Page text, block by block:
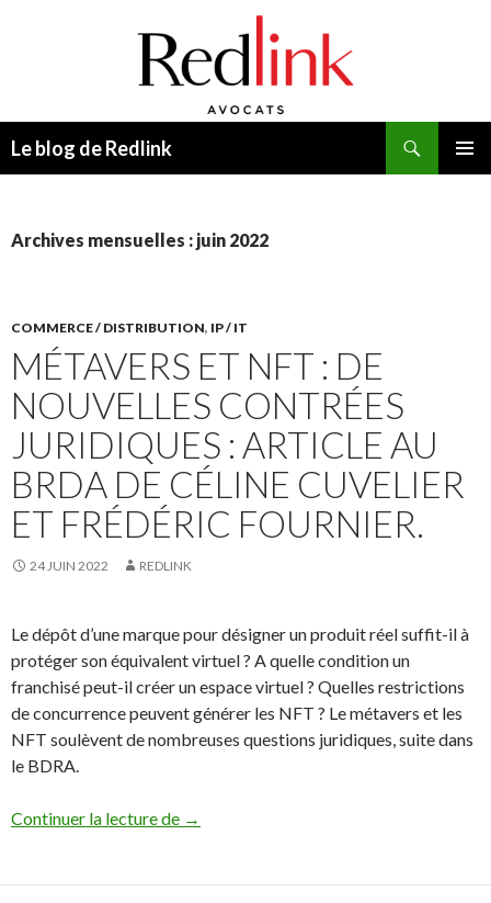
Le blog de Redlink
Archives mensuelles : juin 2022
COMMERCE / DISTRIBUTION, IP / IT
MÉTAVERS ET NFT : DE
NOUVELLES CONTRÉES
JURIDIQUES : ARTICLE AU
BRDA DE CÉLINE CUVELIER
ET FRÉDÉRIC FOURNIER.
24 JUIN 2022 REDLINK
Le dépôt d’une marque pour désigner un produit réel suffit-il à
protéger son équivalent virtuel ? A quelle condition un
franchisé peut-il créer un espace virtuel ? Quelles restrictions
de concurrence peuvent générer les NFT ? Le métavers et les
NFT soulèvent de nombreuses questions juridiques, suite dans
le BDRA.
Continuer la lecture de Métavers et NFT : de nouvelles
→